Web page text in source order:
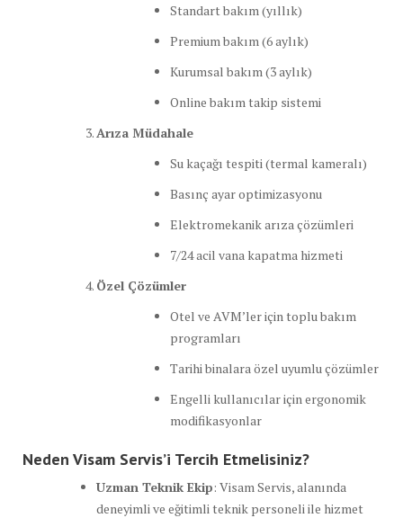
Standart bakım (yıllık)
Premium bakım (6 aylık)
Kurumsal bakım (3 aylık)
Online bakım takip sistemi
Arıza Müdahale
Su kaçağı tespiti (termal kameralı)
Basınç ayar optimizasyonu
Elektromekanik arıza çözümleri
7/24 acil vana kapatma hizmeti
Özel Çözümler
Otel ve AVM’ler için toplu bakım
programları
Tarihi binalara özel uyumlu çözümler
Engelli kullanıcılar için ergonomik
modifikasyonlar
Neden Visam Servis’i Tercih Etmelisiniz?
Uzman Teknik Ekip: Visam Servis, alanında
deneyimli ve eğitimli teknik personeli ile hizmet